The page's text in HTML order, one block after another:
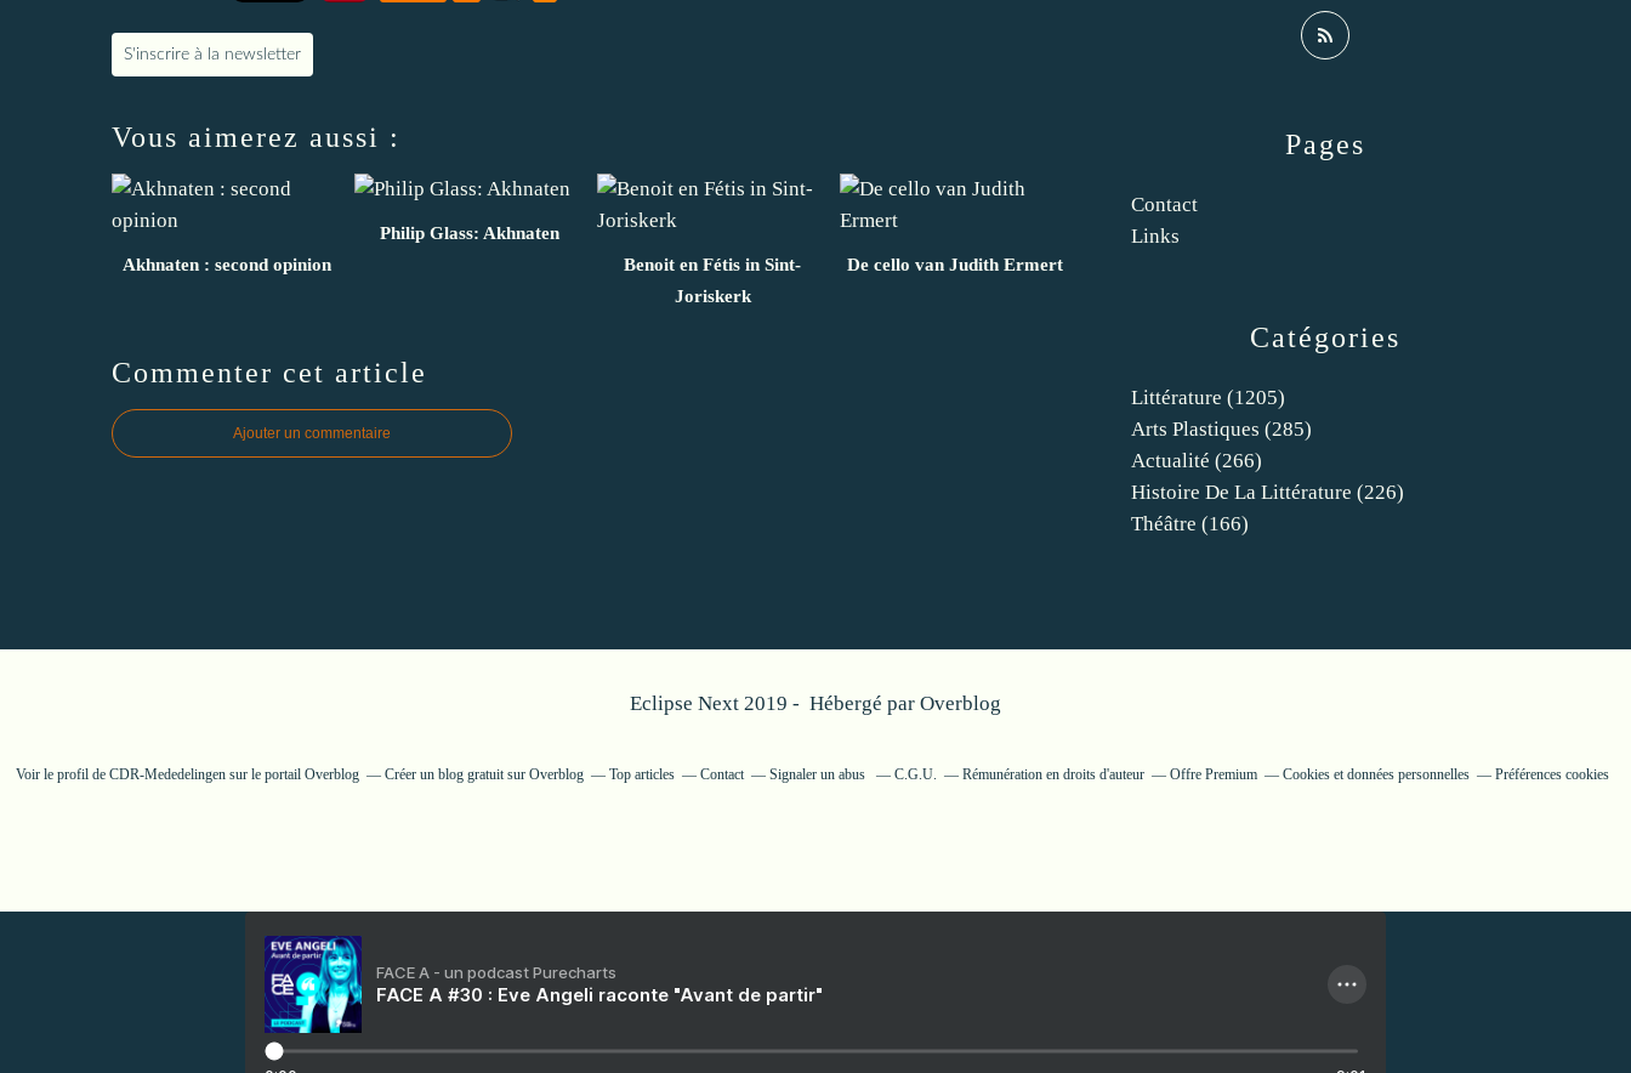
S'inscrire à la newsletter
Vous aimerez aussi :
Akhnaten : second opinion
Philip Glass: Akhnaten
Benoit en Fétis in Sint-
Joriskerk
De cello van Judith Ermert
Commenter cet article
Ajouter un commentaire
Catégories
Littérature (1205)
Arts Plastiques (285)
Actualité (266)
Histoire De La Littérature (226)
Théâtre (166)
Pages
Contact
Links
Eclipse Next 2019 - Hébergé par Overblog
Voir le profil de CDR-Mededelingensur le portail Overblog Créer un blog gratuit sur Overblog Top articles Contact Signaler un abus C.G.U. Rémunération en droits d'auteur Offre Premium Cookies et données personnelles Préférences cookies
FACE A - un podcast Purecharts
FACE A #30 : Eve Angeli raconte "Avant de partir"